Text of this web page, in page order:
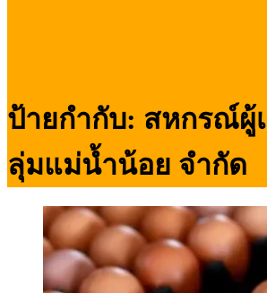
ป้ายกำกับ: สหกรณ์ผู้
ลุ่มแม่น้ำน้อย จำกัด